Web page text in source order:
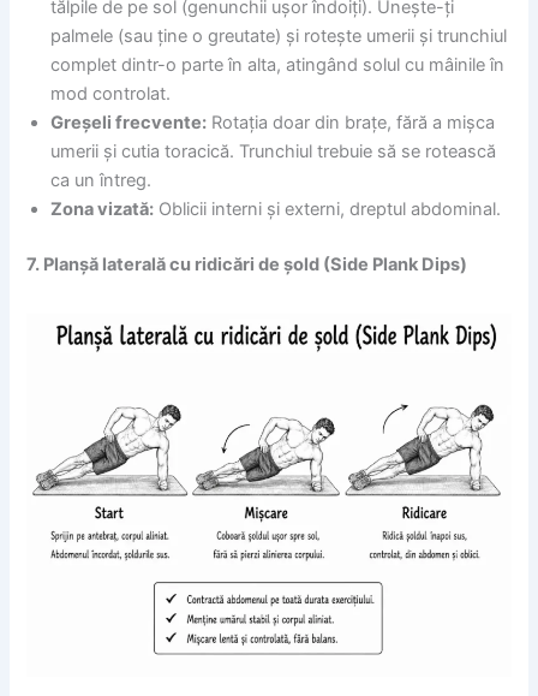
tălpile de pe sol (genunchii ușor îndoiți). Unește-ți
palmele (sau ține o greutate) și rotește umerii și trunchiul
complet dintr-o parte în alta, atingând solul cu mâinile în
mod controlat.
Greșeli frecvente: Rotația doar din brațe, fără a mișca
umerii și cutia toracică. Trunchiul trebuie să se rotească
ca un întreg.
Zona vizată: Oblicii interni și externi, dreptul abdominal.
7. Planșă laterală cu ridicări de șold (Side Plank Dips)